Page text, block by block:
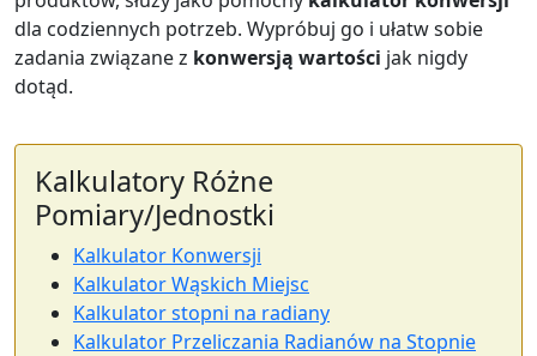
dla codziennych potrzeb. Wypróbuj go i ułatw sobie
zadania związane z konwersją wartości jak nigdy
dotąd.
Kalkulatory Różne
Pomiary/Jednostki
Kalkulator Konwersji
Kalkulator Wąskich Miejsc
Kalkulator stopni na radiany
Kalkulator Przeliczania Radianów na Stopnie